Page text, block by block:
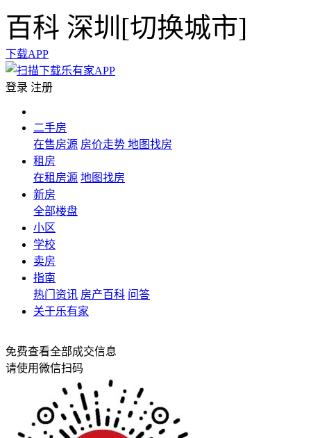
百科 深圳[切换城市]
下载APP
登录 注册
二手房
在售房源 房价走势 地图找房
租房
在租房源 地图找房
新房
全部楼盘
小区
学校
卖房
指南
热门资讯 房产百科 问答
关于乐有家
免费查看全部成交信息
请使用微信扫码